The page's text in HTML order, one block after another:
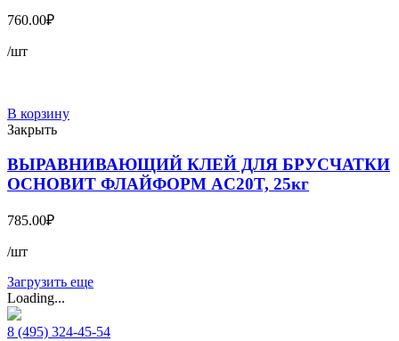
760.00₽
/шт
В корзину
Закрыть
ВЫРАВНИВАЮЩИЙ КЛЕЙ ДЛЯ БРУСЧАТКИ
ОСНОВИТ ФЛАЙФОРМ AC20T, 25кг
785.00₽
/шт
Загрузить еще
Loading...
8 (495) 324-45-54